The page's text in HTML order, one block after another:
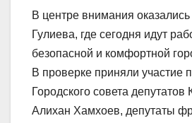
В центре внимания
Гулиева, где сегодня идут
безопасной и комфортной
В проверке приняли участие
Городского совета депутатов
Алихан Хамхоев, депутаты